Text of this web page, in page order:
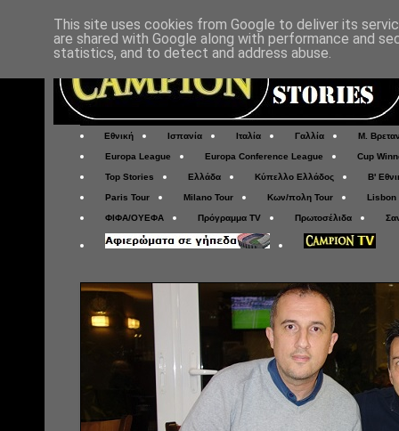
Εθνική Ισπανία Ιταλία Γαλλία Μ.
Europa League Europa Conference League Cup
Top Stories Ελλάδα Κύπελλο Ελλάδος Β'
Paris Tour Milano Tour Κων/πολη Tour Lisbon
ΦΙΦΑ/ΟΥΕΦΑ Πρόγραμμα TV Πρωτοσέλιδα
This site uses cookies from Google to deliver its
are shared with Google along with performance and
statistics, and to detect and address abuse.